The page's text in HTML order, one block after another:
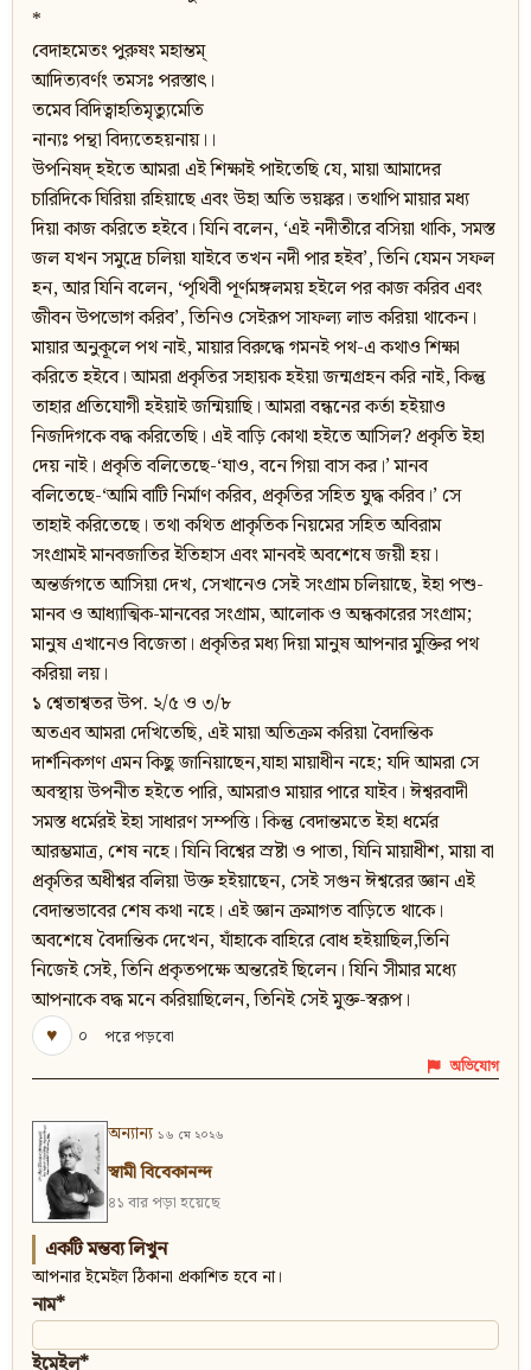
*
বেদাহমেতং পুরুষং মহাম্তম্
আদিত্যবর্ণং তমসঃ পরস্তাৎ।
তমেব বিদিত্বাহতিমৃত্যুমেতি
নান্যঃ পন্থা বিদ্যতেহয়নায়।।
উপনিষদ্ হইতে আমরা এই শিক্ষাই পাইতেছি যে, মায়া আমাদের
চারিদিকে ঘিরিয়া রহিয়াছে এবং উহা অতি ভয়ঙ্কর। তথাপি মায়ার মধ্য
দিয়া কাজ করিতে হইবে। যিনি বলেন, ‘এই নদীতীরে বসিয়া থাকি, সমস্ত
জল যখন সমুদ্রে চলিয়া যাইবে তখন নদী পার হইব’, তিনি যেমন সফল
হন, আর যিনি বলেন, ‘পৃথিবী পূর্ণমঙ্গলময় হইলে পর কাজ করিব এবং
জীবন উপভোগ করিব’, তিনিও সেইরূপ সাফল্য লাভ করিয়া থাকেন।
মায়ার অনুকূলে পথ নাই, মায়ার বিরুদ্ধে গমনই পথ-এ কথাও শিক্ষা
করিতে হইবে। আমরা প্রকৃতির সহায়ক হইয়া জন্মগ্রহন করি নাই, কিন্তু
তাহার প্রতিযোগী হইয়াই জন্মিয়াছি। আমরা বন্ধনের কর্তা হইয়াও
নিজদিগকে বদ্ধ করিতেছি। এই বাড়ি কোথা হইতে আসিল? প্রকৃতি ইহা
দেয় নাই। প্রকৃতি বলিতেছে-‘যাও, বনে গিয়া বাস কর।’ মানব
বলিতেছে-‘আমি বাটি নির্মাণ করিব, প্রকৃতির সহিত যুদ্ধ করিব।’ সে
তাহাই করিতেছে। তথা কথিত প্রাকৃতিক নিয়মের সহিত অবিরাম
সংগ্রামই মানবজাতির ইতিহাস এবং মানবই অবশেষে জয়ী হয়।
অন্তর্জগতে আসিয়া দেখ, সেখানেও সেই সংগ্রাম চলিয়াছে, ইহা পশু-
মানব ও আধ্যাত্মিক-মানবের সংগ্রাম, আলোক ও অন্ধকারের সংগ্রাম;
মানুষ এখানেও বিজেতা। প্রকৃতির মধ্য দিয়া মানুষ আপনার মুক্তির পথ
করিয়া লয়।
১ শ্বেতাশ্বতর উপ. ২/৫ ও ৩/৮
অতএব আমরা দেখিতেছি, এই মায়া অতিক্রম করিয়া বৈদান্তিক
দার্শনিকগণ এমন কিছু জানিয়াছেন,যাহা মায়াধীন নহে; যদি আমরা সে
অবস্থায় উপনীত হইতে পারি, আমরাও মায়ার পারে যাইব। ঈশ্বরবাদী
সমস্ত ধর্মেরই ইহা সাধারণ সম্পত্তি। কিন্তু বেদান্তমতে ইহা ধর্মের
আরম্ভমাত্র, শেষ নহে। যিনি বিশ্বের স্রষ্টা ও পাতা, যিনি মায়াধীশ, মায়া বা
প্রকৃতির অধীশ্বর বলিয়া উক্ত হইয়াছেন, সেই সগুন ঈশ্বরের জ্ঞান এই
বেদান্তভাবের শেষ কথা নহে। এই জ্ঞান ক্রমাগত বাড়িতে থাকে।
অবশেষে বৈদান্তিক দেখেন, যাঁহাকে বাহিরে বোধ হইয়াছিল,তিনি
নিজেই সেই, তিনি প্রকৃতপক্ষে অন্তরেই ছিলেন। যিনি সীমার মধ্যে
আপনাকে বদ্ধ মনে করিয়াছিলেন, তিনিই সেই মুক্ত-স্বরূপ।
♥
০ পরে পড়বো
অভিযোগ
অন্যান্য ১৬ মে ২০২৬
স্বামী বিবেকানন্দ
৪১ বার পড়া হয়েছে
একটি মন্তব্য লিখুন
আপনার ইমেইল ঠিকানা প্রকাশিত হবে না।
নাম*